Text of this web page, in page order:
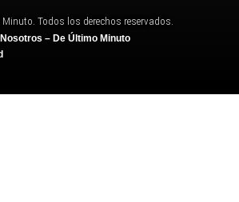
Todos los derechos reservados.
– De Último Minuto